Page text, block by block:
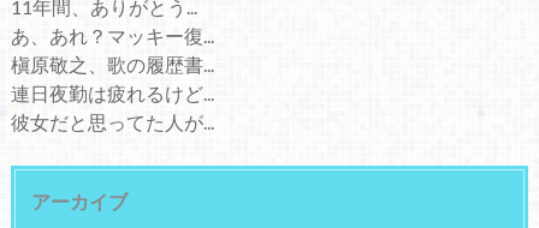
11年間、ありがとう...
あ、あれ？マッキー復...
槇原敬之、歌の履歴書...
連日夜勤は疲れるけど...
彼女だと思ってた人が...
アーカイブ